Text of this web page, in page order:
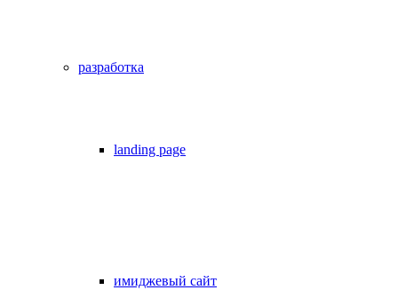
разработка
landing page
имиджевый сайт